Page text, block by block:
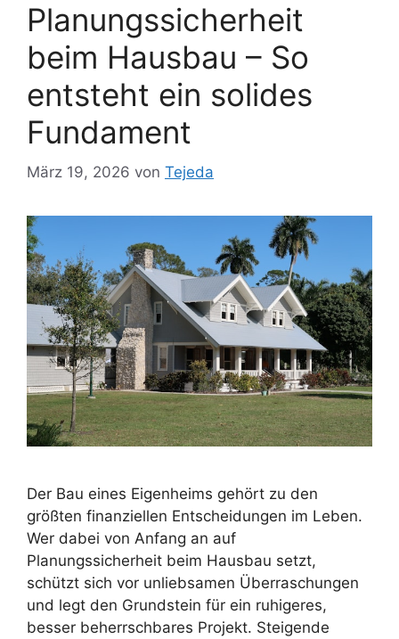
Planungssicherheit
beim Hausbau – So
entsteht ein solides
Fundament
März 19, 2026 von Tejeda
Der Bau eines Eigenheims gehört zu den
größten finanziellen Entscheidungen im Leben.
Wer dabei von Anfang an auf
Planungssicherheit beim Hausbau setzt,
schützt sich vor unliebsamen Überraschungen
und legt den Grundstein für ein ruhigeres,
besser beherrschbares Projekt. Steigende